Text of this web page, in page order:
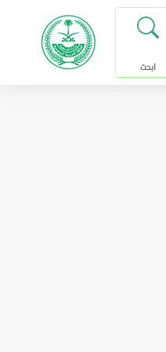
ابحث